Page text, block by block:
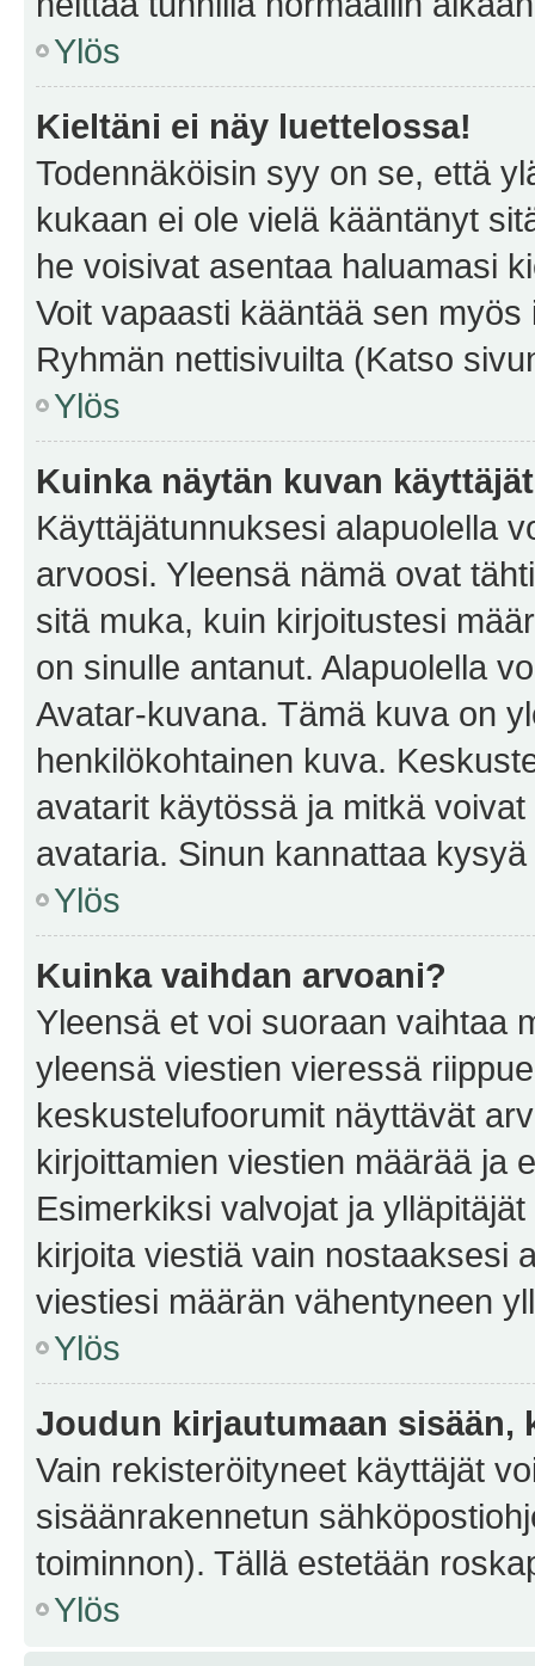
Ylös
Kieltäni ei näy luettelossa!
Todennäköisin syy on se, että
kukaan ei ole vielä kääntänyt
he voisivat asentaa haluamasi
Voit vapaasti kääntää sen
Ryhmän nettisivuilta (Katso
Ylös
Kuinka näytän kuvan
Käyttäjätunnuksesi alapuolella
arvoosi. Yleensä nämä ovat
sitä muka, kuin kirjoitustesi
on sinulle antanut. Alapuolella
Avatar-kuvana. Tämä kuva on
henkilökohtainen kuva.
avatarit käytössä ja mitkä
avataria. Sinun kannattaa
Ylös
Kuinka vaihdan arvoani?
Yleensä et voi suoraan vaihtaa
yleensä viestien vieressä
keskustelufoorumit näyttävät
kirjoittamien viestien määrää ja
Esimerkiksi valvojat ja
kirjoita viestiä vain nostaaksesi
viestiesi määrän vähentyneen
Ylös
Joudun kirjautumaan sisään,
Vain rekisteröityneet käyttäjät
sisäänrakennetun
toiminnon). Tällä estetään
Ylös